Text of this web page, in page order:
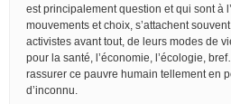
est principalement question et qui sont à
mouvements et choix, s’attachent
activistes avant tout, de leurs modes de
pour la santé, l’économie, l’écologie,
rassurer ce pauvre humain tellement en
d’inconnu.